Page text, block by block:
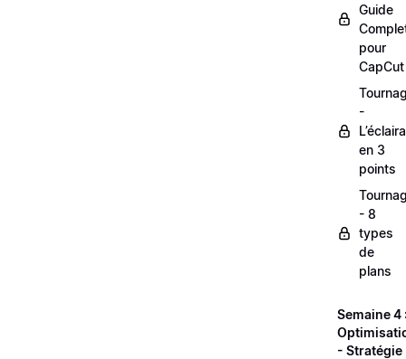
Guide
pour
CapCut
-
en 3
points
- 8
types
de
plans
Semaine 4
- Stratégie